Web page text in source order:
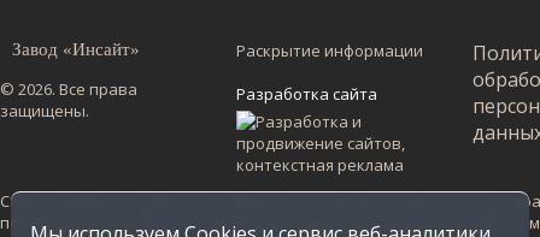
Завод «Инсайт»
© 2026. Все права
защищены.
Раскрытие информации
Разработка сайта
Сайт не является публичной офертой и несет ознакомительный
по Воронежской области. Стоимость в других регионах уточняйте